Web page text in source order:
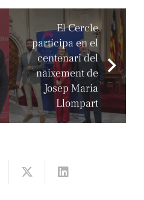
El Cercle
participa en el
centenari del
naixement de
Josep Maria
Llompart